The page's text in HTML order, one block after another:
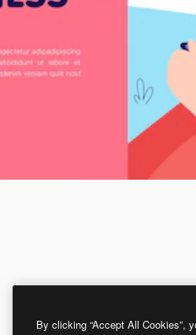
By clicking “Accept All Cookies”,